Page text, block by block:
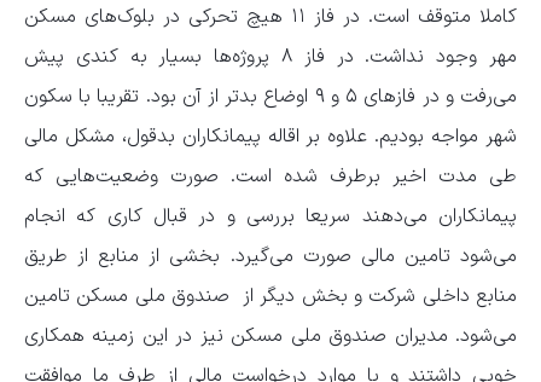
کاملا متوقف است. در فاز ۱۱ هیچ تحرکی در بلوک‌های مسکن
مهر وجود نداشت. در فاز ۸ پروژه‌ها بسیار به کندی پیش
می‌رفت و در فازهای ۵ و ۹ اوضاع بدتر از آن بود. تقریبا با سکون
شهر مواجه بودیم. علاوه بر اقاله پیمانکاران بدقول، مشکل مالی
طی مدت اخیر برطرف شده است. صورت وضعیت‌هایی که
پیمانکاران می‌دهند سریعا بررسی و در قبال کاری که انجام
می‌شود تامین مالی صورت می‌گیرد. بخشی از منابع از طریق
منابع داخلی شرکت و بخش دیگر از صندوق ملی مسکن تامین
می‌شود. مدیران صندوق ملی مسکن نیز در این زمینه همکاری
خوبی داشتند و با موارد درخواست مالی از طرف ما موافقت